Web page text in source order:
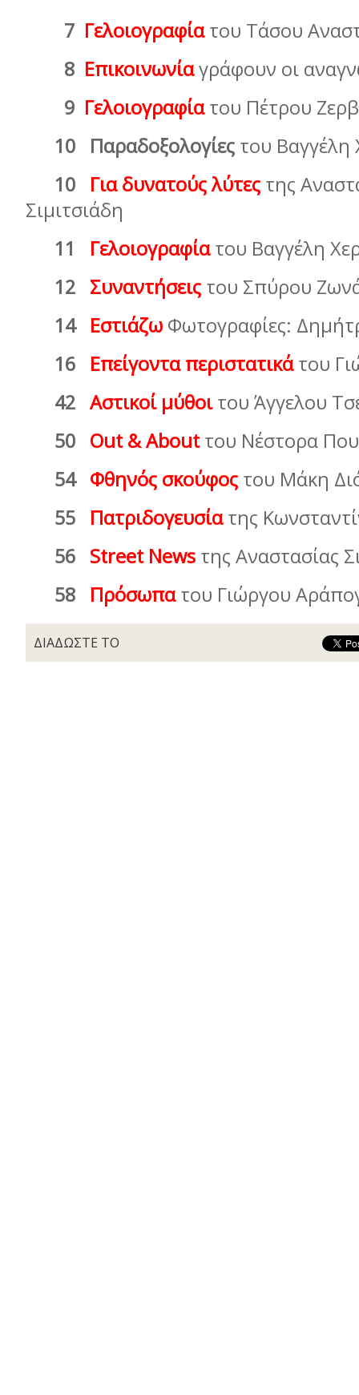
7 Γελοιογραφία του Τάσου
8 Επικοινωνίαγράφουν οι
9 Γελοιογραφία του Πέτρου
10 Παραδοξολογίες του Βαγγέλη
10
Για δυνατούς λύτες της
Σιµιτσιάδη
11 Γελοιογραφία του Βαγγέλη
12 Συναντήσεις του Σπύρου
14 Εστιάζω Φωτογραφίες:
16 Επείγοντα περιστατικά του
42 Αστικοί μύθοι του Άγγελου
50 Out & About του Νέστορα
54 Φθηνός σκούφος του Μάκη
55 Πατριδογευσία της
56 Street News της Αναστασίας
58
Πρόσωπα του Γιώργου
ΔΙΑΔΩΣΤΕ ΤΟ